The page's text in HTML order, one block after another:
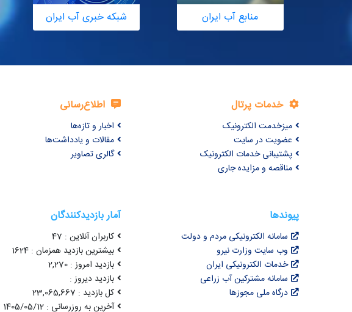
منابع آب ایران شبکه خبری آب ایران
خدمات پرتال
میزخدمت الکترونیک
عضویت در سایت
پشتیبانی خدمات الکترونیک
مناقصه و مزایده جاری
اطلاع‌رسانی
اخبار و تازه‌ها
مقالات و یادداشت‌ها
گالری تصاویر
پیوندها
سامانه الکترونیکی مردم و دولت
وب سایت وزارت نیرو
خدمات الکترونیکی ایران
سامانه مشترکین آب زراعی
درگاه ملی مجوزها
آمار بازدیدکنندگان
کاربران آنلاین : 47
بیشترین بازدید همزمان : 1624
بازدید امروز : 2,270
بازدید دیروز :
کل بازدید : 23,065,667
آخرین به روزرسانی : 1405/05/12 09:12:07